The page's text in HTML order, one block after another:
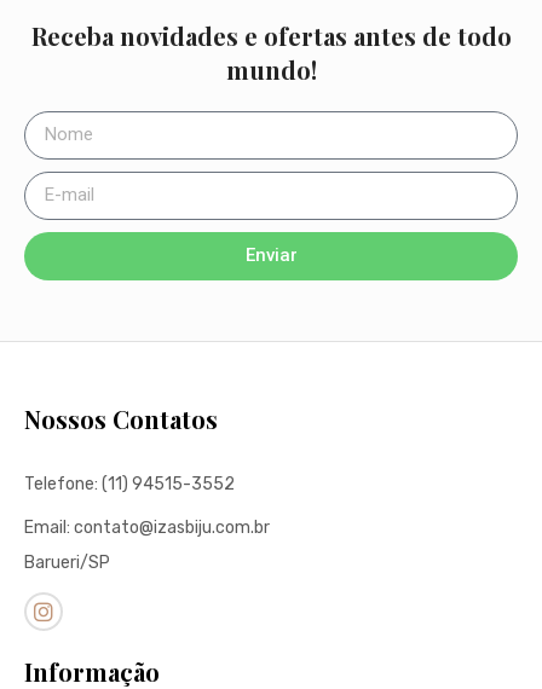
Receba novidades e ofertas antes de todo
mundo!
Enviar
Nossos Contatos
Telefone: (11) 94515-3552
Email: contato@izasbiju.com.br
Barueri/SP
Informação